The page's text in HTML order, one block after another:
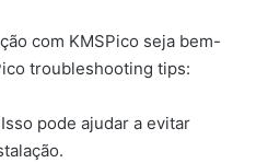
com KMSPico seja bem-
troubleshooting tips:
pode ajudar a evitar